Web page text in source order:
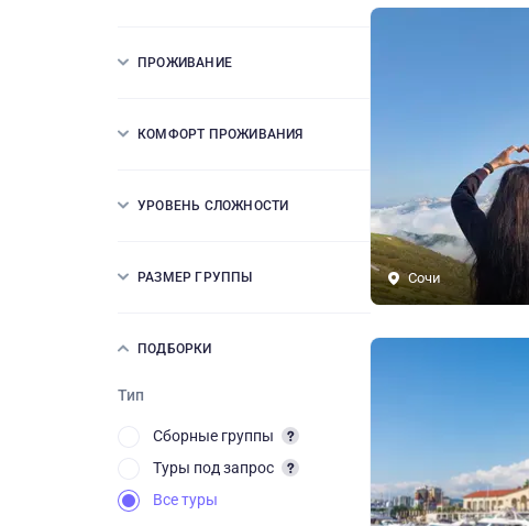
ПРОЖИВАНИЕ
КОМФОРТ ПРОЖИВАНИЯ
УРОВЕНЬ СЛОЖНОСТИ
РАЗМЕР ГРУППЫ
ПОДБОРКИ
Тип
Сборные группы
Туры под запрос
Все туры
Сочи